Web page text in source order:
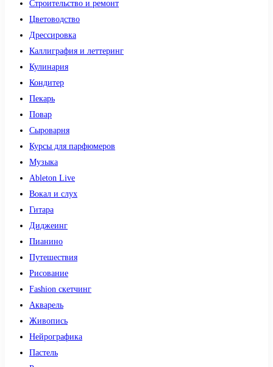
Строительство и ремонт
Цветоводство
Дрессировка
Каллиграфия и леттеринг
Кулинария
Кондитер
Пекарь
Повар
Сыроварня
Курсы для парфюмеров
Музыка
Ableton Live
Вокал и слух
Гитара
Диджеинг
Пианино
Путешествия
Рисование
Fashion скетчинг
Акварель
Живопись
Нейрографика
Пастель